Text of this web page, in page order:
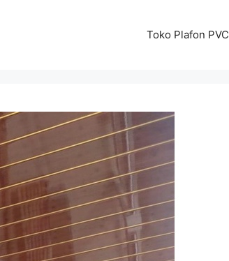
Toko Plafon PVC